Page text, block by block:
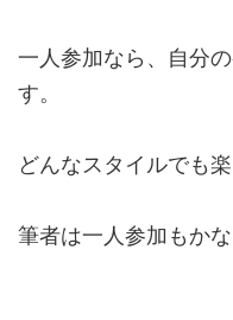
一人参加なら、自分
す。
どんなスタイルでも
筆者は一人参加もかな